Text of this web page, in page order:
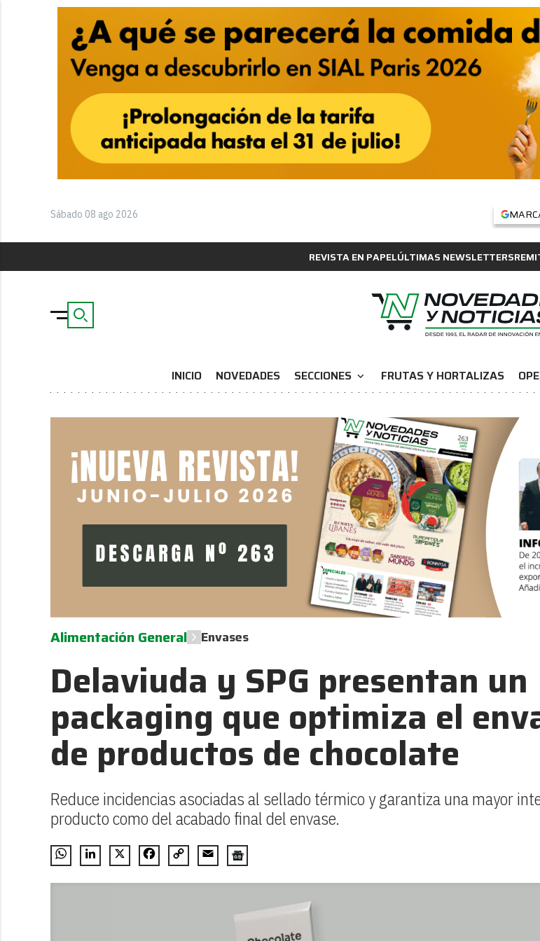
Sábado 08 ago 2026
REVISTA EN PAPELÚLTIMAS NEWSLETTERS
INICIO NOVEDADES SECCIONES expand_more FRUTAS Y HORTALIZAS
Alimentación General Envases
Delaviuda y SPG presentan un
packaging que optimiza el
de productos de chocolate
Reduce incidencias asociadas al sellado térmico y garantiza una mayor
producto como del acabado final del envase.
WhatsAppLinkedIn
X FacebookCopy
Email